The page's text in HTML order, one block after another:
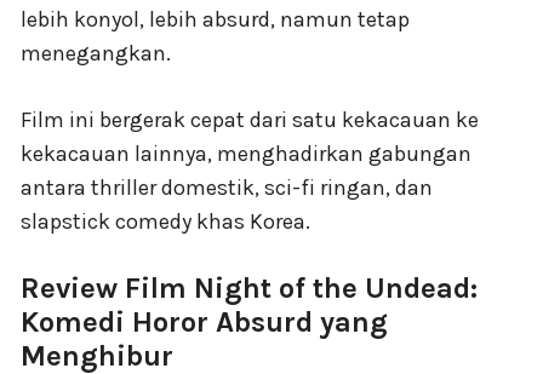
lebih konyol, lebih absurd, namun tetap
menegangkan.
Film ini bergerak cepat dari satu kekacauan ke
kekacauan lainnya, menghadirkan gabungan
antara thriller domestik, sci-fi ringan, dan
slapstick comedy khas Korea.
Review Film Night of the Undead:
Komedi Horor Absurd yang
Menghibur